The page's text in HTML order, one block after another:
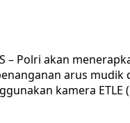
– Polri akan
arus mudik
kamera